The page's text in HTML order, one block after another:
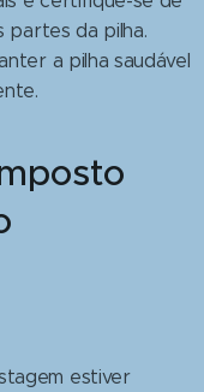
partes da pilha.
a pilha saudável
estiver